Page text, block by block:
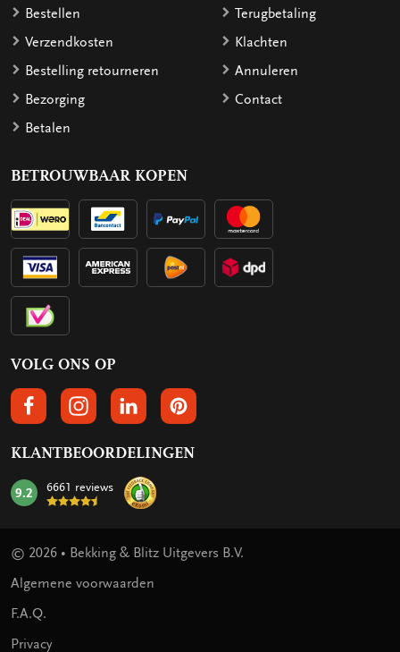
Bestellen
Verzendkosten
Bestelling retourneren
Bezorging
Betalen
Terugbetaling
Klachten
Annuleren
Contact
BETROUWBAAR KOPEN
VOLG ONS OP
VOLGS ONS OP FACEBOOK
VOLG ONS OP INSTAGRAM
VOLG ONS OP LINKEDIN
VOLG ONS OP PINTEREST
KLANTBEOORDELINGEN
mark:
9.2 6661 reviews
© 2026 • Bekking & Blitz Uitgevers B.V.
Algemene voorwaarden
F.A.Q.
Privacy